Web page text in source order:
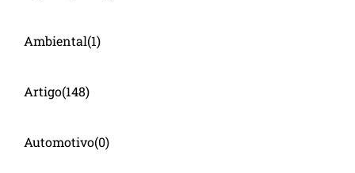
Ambiental(1)
Artigo(148)
Automotivo(0)